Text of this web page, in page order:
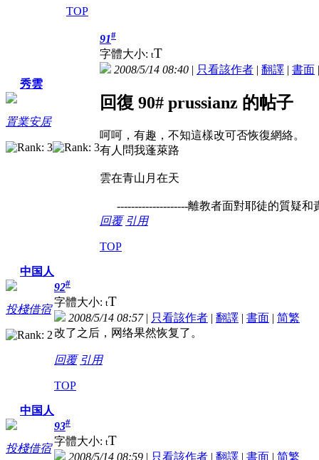
TOP
秀雲
置業安居
91#
字體大小: tT
2008/5/14 08:40 | 只看該作者 | 翻譯 | 書面
回復 90# prussianz 的帖子
呵呵，有趣，不知這樣改可否恢復網絡。
有人問我蓬萊路
雲在青山月在天
--------------------離教者面對耶徒的質疑和
回覆 引用
TOP
中国人
投棧借宿
92#
字體大小: tT
2008/5/14 08:57| 只看該作者 | 翻譯 | 書面 | 简繁
改了之后，网络果然恢复了。
回覆 引用
TOP
中国人
投棧借宿
93#
字體大小: tT
2008/5/14 08:59 | 只看該作者 | 翻譯 | 書面 | 简繁